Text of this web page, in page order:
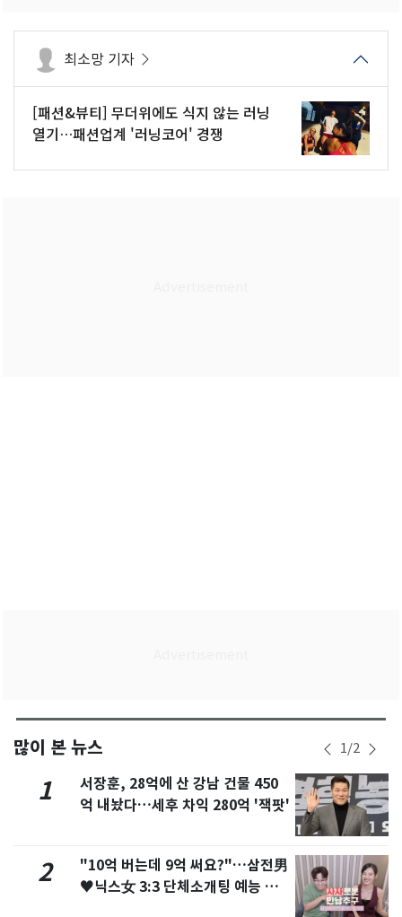
최소망 기자
[패션&뷰티] 무더위에도 식지 않는 러닝
열기…패션업계 '러닝코어' 경쟁
많이 본 뉴스 1/2
1
서장훈, 28억에 산 강남 건물 450
억 내놨다…세후 차익 280억 '잭팟'
2
"10억 버는데 9억 써요?"…삼전男
♥닉스女 3:3 단체소개팅 예능 화